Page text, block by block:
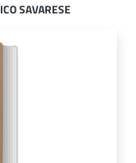
SAVARESE